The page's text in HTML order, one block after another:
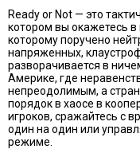
Ready or Not — это
котором вы окажетесь в
которому поручено
напряженных,
разворачивается в
Америке, где
непреодолимым, а
порядок в хаосе в
игроков, сражайтесь с
один на один или
режиме.